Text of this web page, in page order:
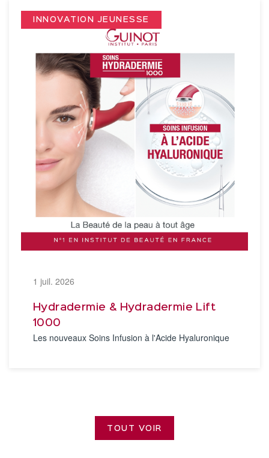
INNOVATION JEUNESSE
1 juil. 2026
Hydradermie & Hydradermie Lift
1000
Les nouveaux Soins Infusion à l'Acide Hyaluronique
TOUT VOIR